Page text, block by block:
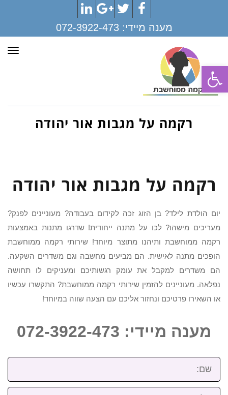
פתח סרגל נגישות
Facebook
Twitter
Google+
LinkedIn
מענה מיידי:072-3922-473
רקמה על מגבות אור יהודה
רקמה על מגבות אור יהודה
יום הולדת לילד? בן הזוג זכה לקידום בעבודה? מעוניינים לפנק?
מעריכים מישהו? לכו על מתנה ייחודית! שדרגו מתנות באמצעות
רקמה ממוחשבת ותיהנו מתוצר מיוחד! שירותי רקמה ממוחשבת
הופכים מתנה לאישית. הם מביעים מחשבה וגם משדרים השקעה.
הם משדרים למקבל את עומק רגשותיכם ומעניקים לו תחושה
נפלאה. מעוניינים להזמין שירותי רקמה ממוחשבת? התקשרו עכשיו
או השאירו פרטיכם ונחזור אליכם עם הצעה שווה במיוחד!
מענה מיידי: 072-3922-473
שם:
טלפון: